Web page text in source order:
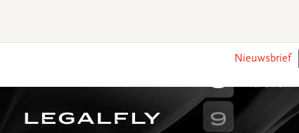
Nieuwsbrief